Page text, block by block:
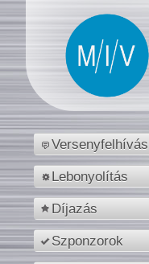
Versenyfelhívás
Lebonyolítás
Díjazás
Szponzorok